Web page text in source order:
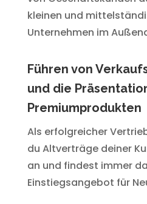
kleinen und
Unternehmen im
Führen von
und die
Premiumprodukten
Als erfolgreicher
du Altverträge deiner
an und findest immer
Einstiegsangebot für